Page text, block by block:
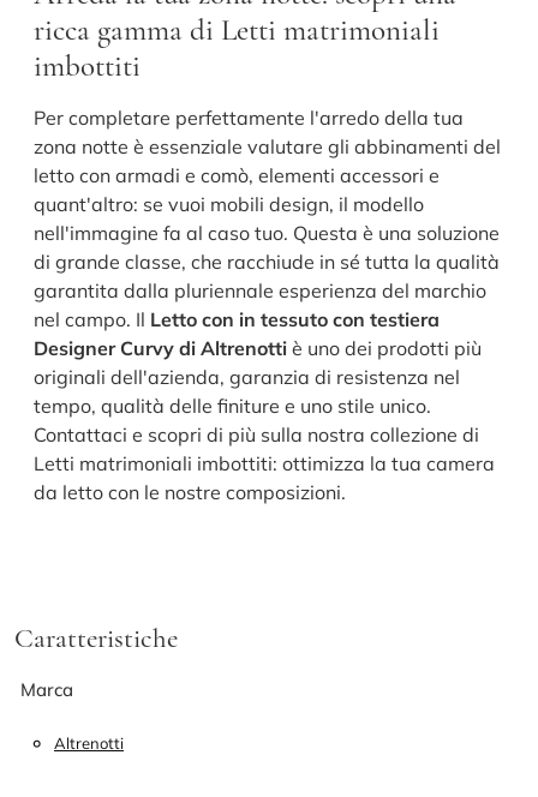
ricca gamma di Letti matrimoniali
imbottiti
Per completare perfettamente l'arredo della tua
zona notte è essenziale valutare gli abbinamenti del
letto con armadi e comò, elementi accessori e
quant'altro: se vuoi mobili design, il modello
nell'immagine fa al caso tuo. Questa è una soluzione
di grande classe, che racchiude in sé tutta la qualità
garantita dalla pluriennale esperienza del marchio
nel campo. Il Letto con in tessuto con testiera
Designer Curvy di Altrenotti è uno dei prodotti più
originali dell'azienda, garanzia di resistenza nel
tempo, qualità delle finiture e uno stile unico.
Contattaci e scopri di più sulla nostra collezione di
Letti matrimoniali imbottiti: ottimizza la tua camera
da letto con le nostre composizioni.
Caratteristiche
Marca
Altrenotti